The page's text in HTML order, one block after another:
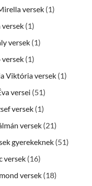
versek (1)
(1)
versek (1)
versek (1)
Viktória versek (1)
versei (51)
versek (1)
versek (21)
gyerekeknek (51)
versek (16)
versek (18)